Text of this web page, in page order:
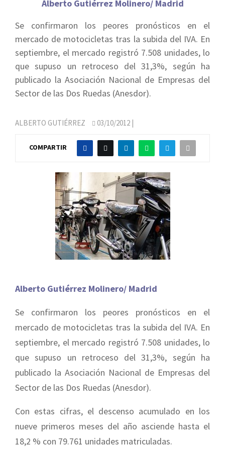
Alberto Gutiérrez Molinero/ Madrid
Se confirmaron los peores pronósticos en el
mercado de motocicletas tras la subida del IVA. En
septiembre, el mercado registró 7.508 unidades, lo
que supuso un retroceso del 31,3%, según ha
publicado la Asociación Nacional de Empresas del
Sector de las Dos Ruedas (Anesdor).
ALBERTO GUTIÉRREZ 03/10/2012 |
COMPARTIR
Alberto Gutiérrez Molinero/ Madrid
Se confirmaron los peores pronósticos en el
mercado de motocicletas tras la subida del IVA. En
septiembre, el mercado registró 7.508 unidades, lo
que supuso un retroceso del 31,3%, según ha
publicado la Asociación Nacional de Empresas del
Sector de las Dos Ruedas (Anesdor).
Con estas cifras, el descenso acumulado en los
nueve primeros meses del año asciende hasta el
18,2 % con 79.761 unidades matriculadas.